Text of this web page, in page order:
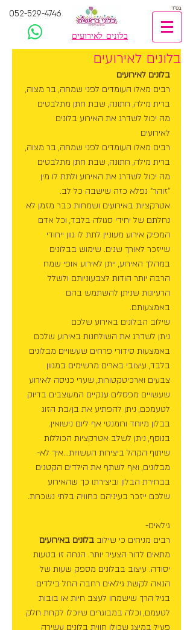
052-529-4746
בלונים לאירועים
בס"ד
בלונים לאירועים
בלונים לאירועים
רבים מאלו העומדים לפני שמחה, בר מצוה,
ברית מילה, חתונה, שבת חתן מתלבטים
מה יכול לשדרג את האירוע בלונים
לאירועים
רבים מאלו העומדים לפני שמחה, בר מצוה,
ברית מילה, חתונה, שבת חתן מתלבטים
מה יכול לשדרג את האירוע ולתת לו מין
"זוהר" נפלא כזה שישבה כל לב.
אטרקציות באירועים ושמחות כבר מזמן לא
נחלתם של יחידי סגולה בלבד, וכל אדם
המפיק אירוע מעוניין לתת לו גוון ייחודי
שייזכר לאורך שנים. שימוש בבלונים
במהלך האירוע, ייתן לאירוע אופי שמח
הרבה יותר הודות לצבעוניותם ולשלל
הרעיונות שניתן להשתמש בהם
באמצעותם.
שילוב הבלונים באירוע שלכם
ניתן לשדרג את השולחנות באירוע שלכם
באמצעות סידורי פרחים שעשויים מבלונים
בלבד, עיצובי בארים מרשימים במגוון
צבעים וארכיטקטורות, שערי כניסה לאירוע
שעשויים מפסלים ענקיים המעוצבים בדיוק
לטעמכם, ניתן להפתיע את בן/בת הזוג
בבלון מיוחד ורומנטי אף ליום נישואין.
בנוסף, ניתן לשלב אטרקציות הכוללות
שיתוף הקהל ביצירות העשויות...איך לא-
מבלונים, ואף לשתף את הילדים הקטנים
בבחירת הבלון וביצירתו כך שהאירוע
שלכם ייזכר בעיניהם כחוויה בלתי נשכחת.
גילאים-
רבים מניחים כי שילוב בלונים באירועים
מתאים לדור הצעיר יותר. הנחה זו בטעות
יסודה. עיצוב בבלונים מספק שעות של
הנאה לקשת גילאים רחבה החל בילדים
בגיל הרך שישמחו לעצב חיות או בובות
לטעמם, וכלה במבוגרים שיוכלו לקחת חלק
פעיל במיצג שכולו חווית בלונים עשירה